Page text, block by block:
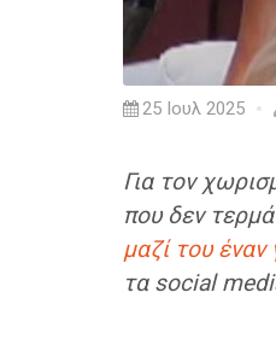
25 Ιουλ 2025
Για τον
που δεν
μαζί του
τα social